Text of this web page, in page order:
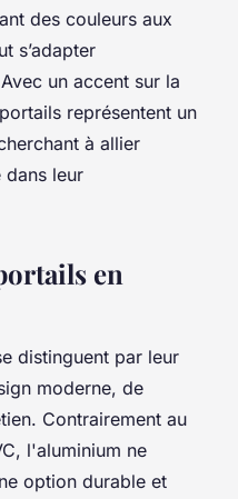
des couleurs aux
s’adapter
un accent sur la
représentent un
à allier
dans leur
en
distinguent par leur
moderne, de
Contrairement au
l'aluminium ne
option durable et